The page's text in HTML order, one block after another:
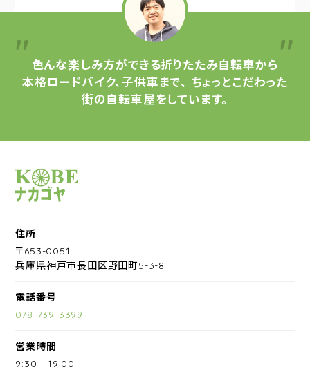
色んな楽しみ方ができる折りたたみ自転車から
本格ロードバイク、子供車まで、 ちょっとこだわった
街の自転車屋をしています。
サイクルショップナカゴヤ
住所
〒653-0051
兵庫県神戸市長田区野田町5-3-8
電話番号
078-739-3399
営業時間
9:30 -19:00